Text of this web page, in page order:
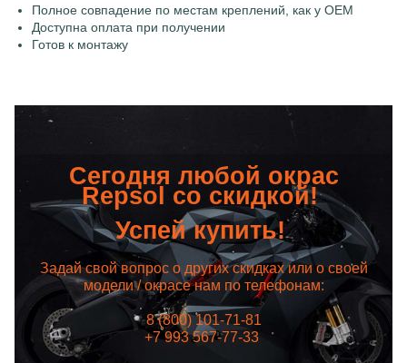
Полное совпадение по местам креплений, как у OEM
Доступна оплата при получении
Готов к монтажу
Сегодня любой окрас
Repsol со скидкой!
Успей купить!
Задай свой вопрос о других скидках или о своей
модели / окрасе нам по телефонам:
8 (800) 101-71-81
+7 993 567-77-33